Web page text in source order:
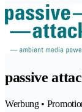
passive
Werbung •